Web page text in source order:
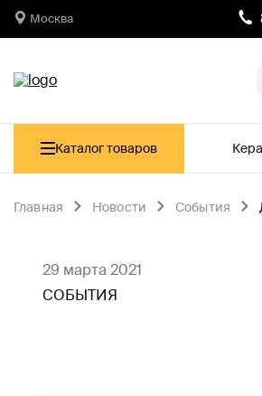
Москва
Каталог товаров
Главная Новости События
29 марта 2021
СОБЫТИЯ